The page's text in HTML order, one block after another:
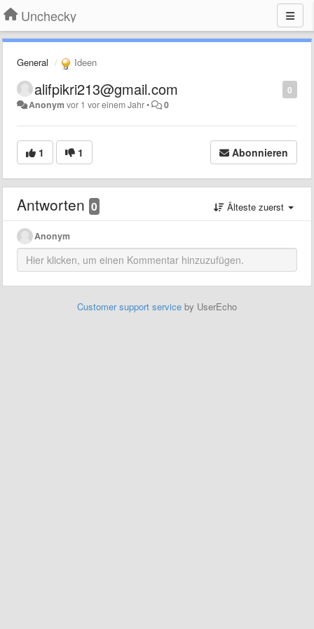
Unchecky
General Ideen
0
alifpikri213@gmail.com
Anonym vor 1 vor einem Jahr• 0
1 1 Abonnieren
Antworten 0 Älteste zuerst
Anonym
Customer support service by UserEcho